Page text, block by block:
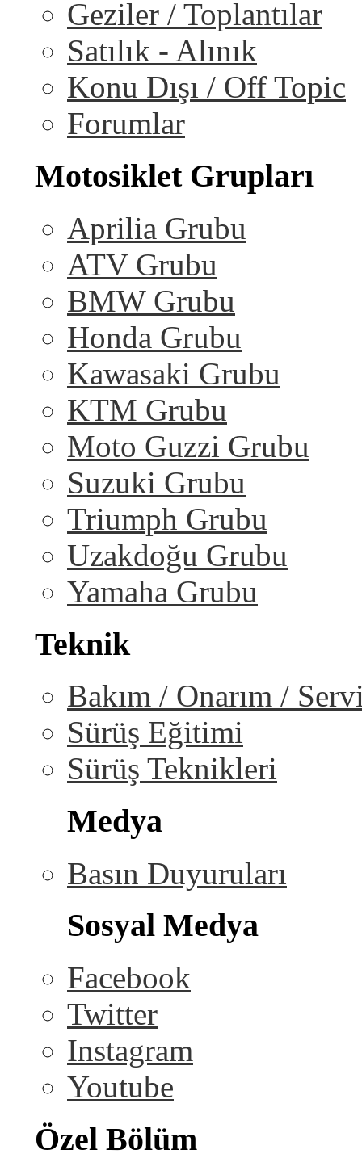
Geziler / Toplantılar
Satılık - Alınık
Konu Dışı / Off Topic
Forumlar
Motosiklet Grupları
Aprilia Grubu
ATV Grubu
BMW Grubu
Honda Grubu
Kawasaki Grubu
KTM Grubu
Moto Guzzi Grubu
Suzuki Grubu
Triumph Grubu
Uzakdoğu Grubu
Yamaha Grubu
Teknik
Bakım / Onarım /
Sürüş Eğitimi
Sürüş Teknikleri
Medya
Basın Duyuruları
Sosyal Medya
Facebook
Twitter
Instagram
Youtube
Özel Bölüm